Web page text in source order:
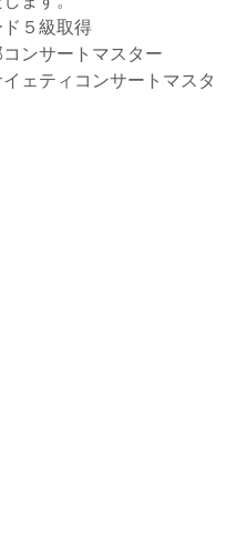
５級取得
ンサートマスター
ェティコンサートマスタ